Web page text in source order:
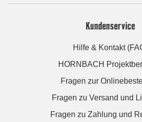
Kundenservice
Hilfe & Kontakt
HORNBACH
Fragen zur
Fragen zu Versand und
Fragen zu Zahlung und